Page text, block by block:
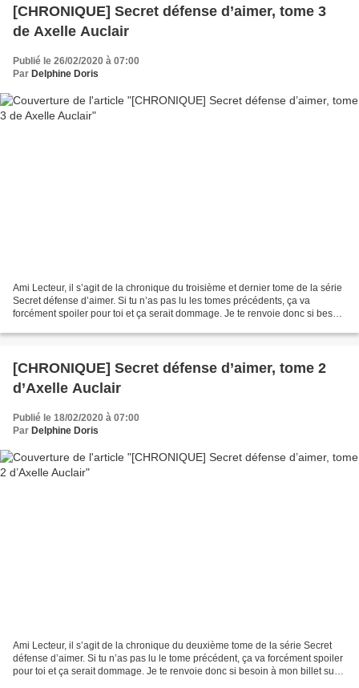
[CHRONIQUE] Secret défense d’aimer, tome 3
de Axelle Auclair
Publié le 26/02/2020 à 07:00
Par Delphine Doris
Ami Lecteur, il s’agit de la chronique du troisième et dernier tome de la série
Secret défense d’aimer. Si tu n’as pas lu les tomes précédents, ça va
forcément spoiler pour toi et ça serait dommage. Je te renvoie donc si besoin
[CHRONIQUE] Secret défense d’aimer, tome 2
d’Axelle Auclair
Publié le 18/02/2020 à 07:00
Par Delphine Doris
Ami Lecteur, il s’agit de la chronique du deuxième tome de la série Secret
défense d’aimer. Si tu n’as pas lu le tome précédent, ça va forcément spoiler
pour toi et ça serait dommage. Je te renvoie donc si besoin à mon billet sur